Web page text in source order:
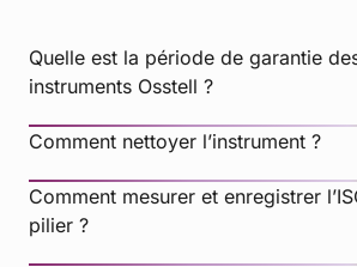
Quelle est la période de garantie
instruments Osstell ?
Comment nettoyer l’instrument ?
Comment mesurer et enregistrer
pilier ?